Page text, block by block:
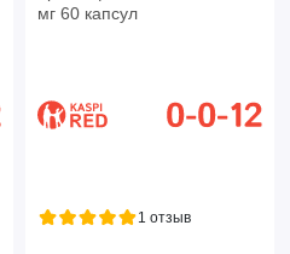
мг 60 капсул
1 отзыв